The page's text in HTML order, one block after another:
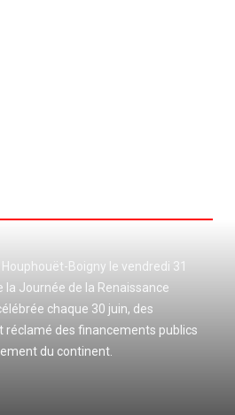
Houphouët-Boigny le vendredi 31
la Journée de la Renaissance
chaque 30 juin, des
réclamé des financements publics
du continent.